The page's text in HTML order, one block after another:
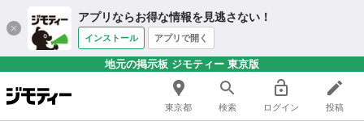
アプリならお得な情報を見逃さない！
インストール アプリで開く
地元の掲示板 ジモティー 東京版
東京都 検索 ログイン 投稿